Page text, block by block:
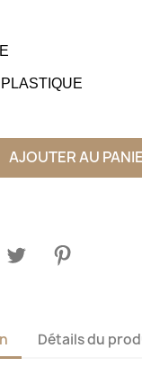
AJOUTER AU
Détails du